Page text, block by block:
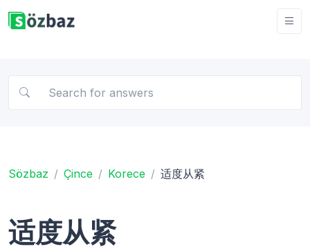
Sözbaz Çince Korece 适度从紧
适度从紧